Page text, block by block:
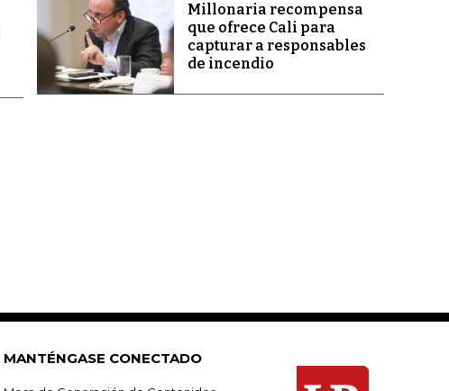
Millonaria recompensa
que ofrece Cali para
capturar a responsables
de incendio
MANTÉNGASE CONECTADO